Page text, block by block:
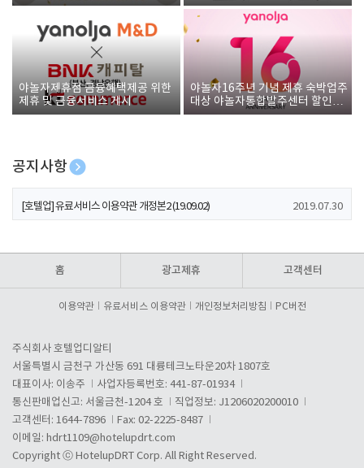
야놀자제휴점 금융혜택제공 위한
제휴 및 금융서비스 게시
야놀자16주년 기념 제휴 숙박업주
대상 야놀자통합발주센터 할인쿠
폰 증정
공지사항
[호텔업] 개인정보 처리방침 개정본1 (19.09.02)
[호텔업] 유료서비스 이용약관 개정본2 (19.09.02) 2019.07.30
홈 광고제휴 고객센터
이용약관 유료서비스 이용약관 개인정보처리방침 PC버전
주식회사 호텔업디알티
서울특별시 금천구 가산동 691 대륭테크노타운20차 1807호
대표이사: 이송주
사업자등록번호: 441-87-01934
통신판매업신고: 서울금천-1204 호
직업정보: J1206020200010
고객센터: 1644-7896
Fax: 02-2225-8487
이메일: hdrt1109@hotelupdrt.com
Copyright ⓒ HotelupDRT Corp. All Right Reserved.